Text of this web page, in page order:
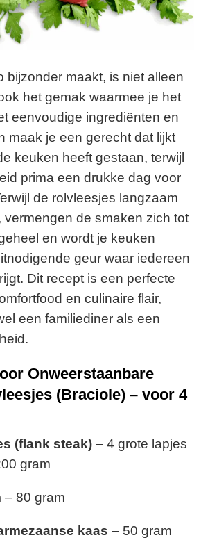
bijzonder maakt, is niet alleen
het gemak waarmee je het
eenvoudige ingrediënten en
maak je een gerecht dat lijkt
keuken heeft gestaan, terwijl
prima een drukke dag voor
de rolvleesjes langzaam
vermengen de smaken zich tot
en wordt je keuken
geur waar iedereen
Dit recept is een perfecte
en culinaire flair,
een familiediner als een
Onweerstaanbare
(Braciole) – voor 4
(flank steak)– 4 grote lapjes
gram
– 80 gram
kaas – 50 gram